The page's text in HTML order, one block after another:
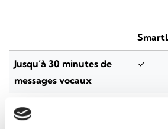
Jusqu’à 30 minutes de
messages vocaux
✓
Messages vocaux
enregistrables (dont des